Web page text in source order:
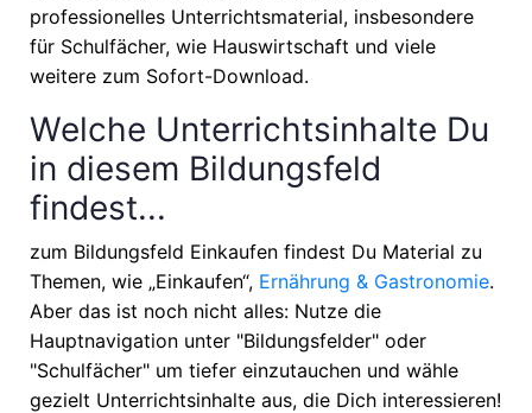
professionelles Unterrichtsmaterial, insbesondere
für Schulfächer, wie Hauswirtschaft und viele
weitere zum Sofort-Download.
Welche Unterrichtsinhalte Du
in diesem Bildungsfeld
findest...
zum Bildungsfeld Einkaufen findest Du Material zu
Themen, wie „Einkaufen“, Ernährung & Gastronomie.
Aber das ist noch nicht alles: Nutze die
Hauptnavigation unter "Bildungsfelder" oder
"Schulfächer" um tiefer einzutauchen und wähle
gezielt Unterrichtsinhalte aus, die Dich interessieren!